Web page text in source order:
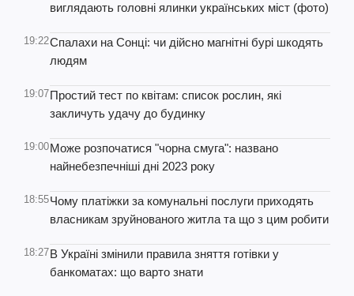
виглядають головні ялинки українських міст (фото)
19:22Спалахи на Сонці: чи дійсно магнітні бурі шкодять
людям
19:07Простий тест по квітам: список рослин, які
закличуть удачу до будинку
19:00Може розпочатися "чорна смуга": названо
найнебезпечніші дні 2023 року
18:55Чому платіжки за комунальні послуги приходять
власникам зруйнованого житла та що з цим робити
18:27В Україні змінили правила зняття готівки у
банкоматах: що варто знати